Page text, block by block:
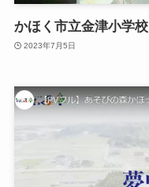
かほく市立金津小学校
2023年7月5日